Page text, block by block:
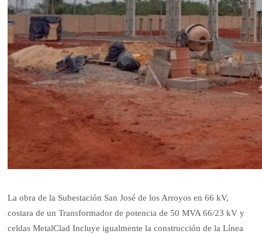
La obra de la Subestación San José de los Arroyos en 66 kV,
costara de un Transformador de potencia de 50 MVA 66/23 kV y
celdas MetalClad Incluye igualmente la construcción de la Línea